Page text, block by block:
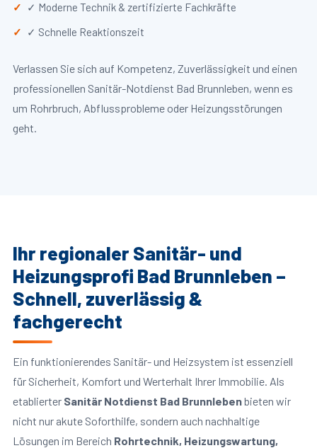
✓ Moderne Technik & zertifizierte Fachkräfte
✓ Schnelle Reaktionszeit
Verlassen Sie sich auf Kompetenz, Zuverlässigkeit und einen
professionellen Sanitär-Notdienst Bad Brunnleben, wenn es
um Rohrbruch, Abflussprobleme oder Heizungsstörungen
geht.
Ihr regionaler Sanitär- und
Heizungsprofi Bad Brunnleben –
Schnell, zuverlässig &
fachgerecht
Ein funktionierendes Sanitär- und Heizsystem ist essenziell
für Sicherheit, Komfort und Werterhalt Ihrer Immobilie. Als
etablierter Sanitär Notdienst Bad Brunnlebenbieten wir
nicht nur akute Soforthilfe, sondern auch nachhaltige
Lösungen im Bereich Rohrtechnik, Heizungswartung,